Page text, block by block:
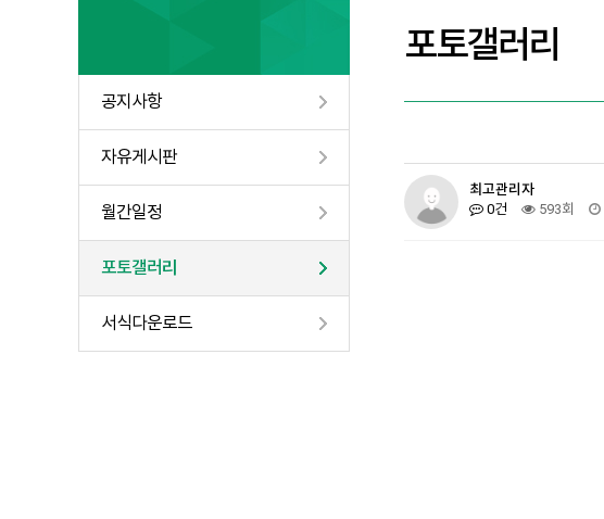
공지사항
자유게시판
월간일정
포토갤러리
서식다운로드
포토갤러리
최고관리자
0건
593회